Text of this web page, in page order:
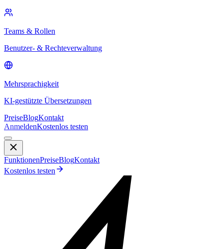
Teams & Rollen
Benutzer- & Rechteverwaltung
Mehrsprachigkeit
KI-gestützte Übersetzungen
PreiseBlogKontakt
AnmeldenKostenlos testen
FunktionenPreiseBlogKontakt
Kostenlos testen